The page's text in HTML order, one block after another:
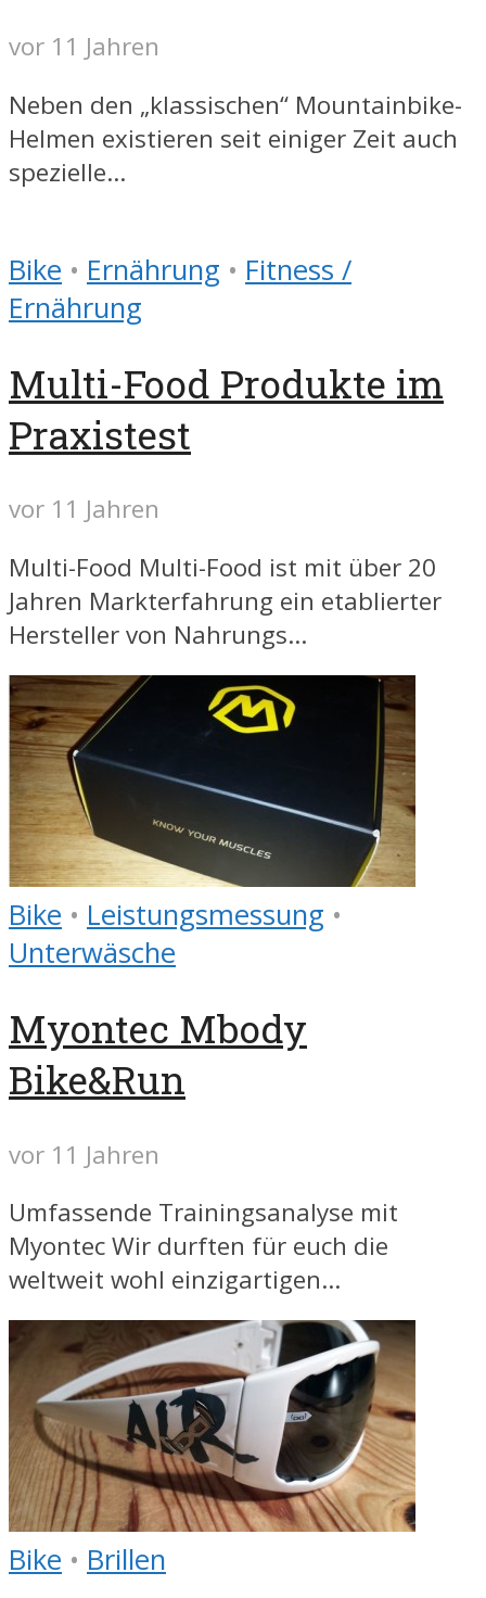
vor 11 Jahren
Neben den „klassischen“ Mountainbike-
Helmen existieren seit einiger Zeit auch
spezielle...
Bike • Ernährung • Fitness /
Ernährung
Multi-Food Produkte im
Praxistest
vor 11 Jahren
Multi-Food Multi-Food ist mit über 20
Jahren Markterfahrung ein etablierter
Hersteller von Nahrungs...
Bike • Leistungsmessung •
Unterwäsche
Myontec Mbody
Bike&Run
vor 11 Jahren
Umfassende Trainingsanalyse mit
Myontec Wir durften für euch die
weltweit wohl einzigartigen...
Bike • Brillen